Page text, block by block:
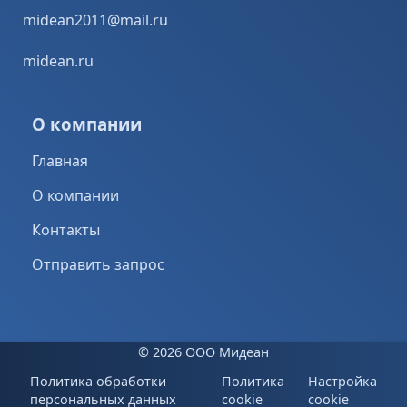
midean2011@mail.ru
midean.ru
О компании
Главная
О компании
Контакты
Отправить запрос
© 2026 ООО Мидеан
Политика обработки
персональных данных
Политика
cookie
Настройка
cookie